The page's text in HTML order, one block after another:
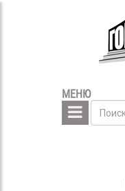
МЕНЮ